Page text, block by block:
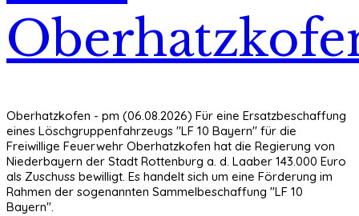
Oberhatzkofen - pm (06.08.2026) Für eine Ersatzbeschaffung
eines Löschgruppenfahrzeugs "LF 10 Bayern" für die
Freiwillige Feuerwehr Oberhatzkofen hat die Regierung von
Niederbayern der Stadt Rottenburg a. d. Laaber 143.000 Euro
als Zuschuss bewilligt. Es handelt sich um eine Förderung im
Rahmen der sogenannten Sammelbeschaffung "LF 10
Bayern".